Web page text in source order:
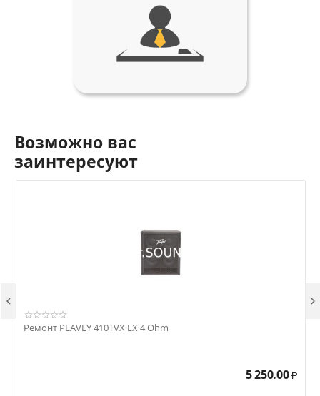
Возможно вас
заинтересуют
Ремонт PEAVEY 410TVX EX 4 Ohm
5 250.00 Р
 